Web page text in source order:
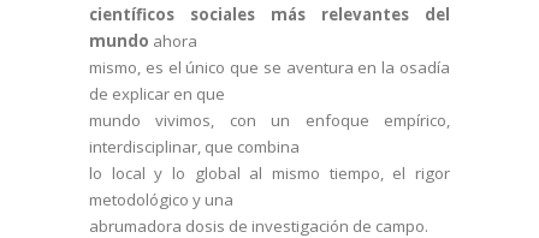
científicos sociales más relevantes del
mundo ahora
mismo, es el único que se aventura en la osadía
de explicar en que
mundo vivimos, con un enfoque empírico,
interdisciplinar, que combina
lo local y lo global al mismo tiempo, el rigor
metodológico y una
abrumadora dosis de investigación de campo.